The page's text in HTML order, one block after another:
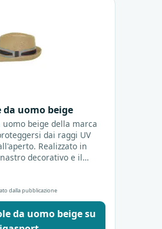
da uomo beige
uomo beige della marca
dai raggi UV
Realizzato in
decorativo e il
dalla pubblicazione
da uomo beige su